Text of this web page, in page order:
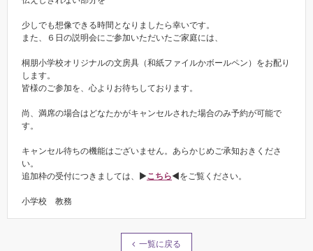
少しでも想像できる時間となりましたら幸いです。
また、６日の説明会にご参加いただいたご家庭には、
桐朋小学校オリジナルの文房具（和紙ファイルかボールペン）をお配り
します。
皆様のご参加を、心よりお待ちしております。
尚、満席の場合はどなたかがキャンセルされた場合のみ予約が可能で
す。
キャンセル待ちの機能はございません。あらかじめご承知おきくださ
い。
追加枠の受付につきましては、▶︎こちら◀︎をご覧ください。
小学校 教務
一覧に戻る